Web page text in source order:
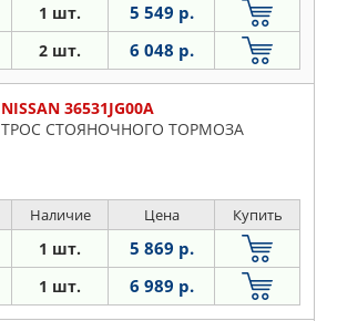
1 шт. 5 549 р.
2 шт. 6 048 р.
NISSAN 36531JG00A
ТРОС СТОЯНОЧНОГО ТОРМОЗА
Наличие Цена Купить
1 шт. 5 869 р.
1 шт. 6 989 р.